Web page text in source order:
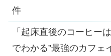
件
「起床直後のコーヒー
でわかる”最強のカフェ